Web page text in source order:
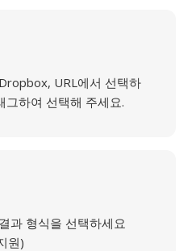
URL에서 선택하
그하여 선택해 주세요.
과 형식을 선택하세요
원)